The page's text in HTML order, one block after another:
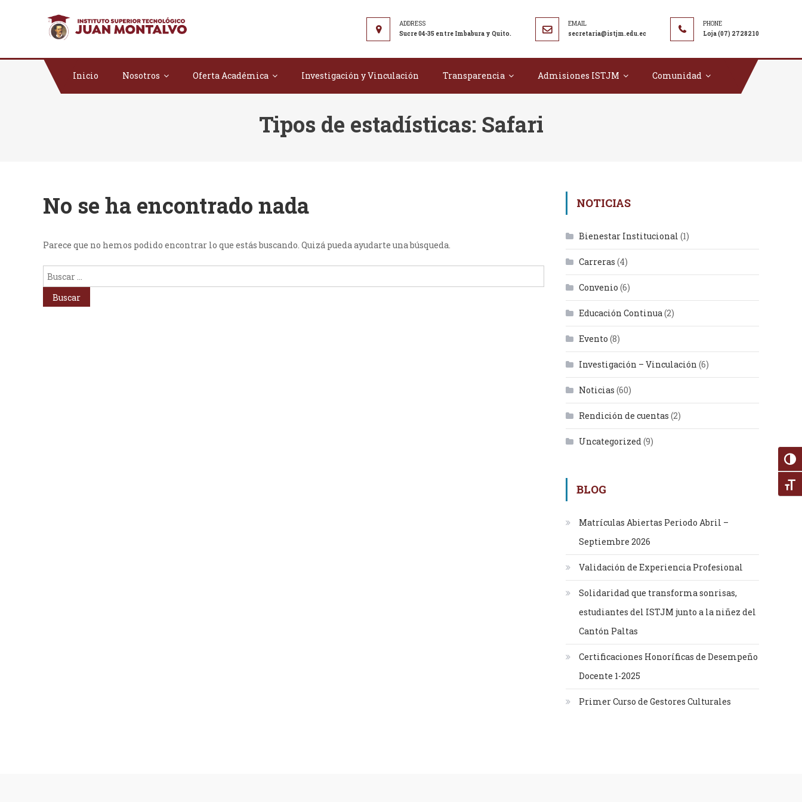
Instituto Superior Tecnológico "Juan Montalvo"
Sucre 04-35 entre Imbabura y Quito. secretaria@istjm.edu.ec Loja (07) 2728210
Inicio Nosotros Oferta Académica Investigación y Vinculación Transparencia Admisiones ISTJM Comunidad
Tipos de estadísticas: Safari
No se ha encontrado nada
Parece que no hemos podido encontrar lo que estás buscando. Quizá pueda ayudarte una búsqueda.
Buscar:
NOTICIAS
Bienestar Institucional (1)
Carreras (4)
Convenio (6)
Educación Continua(2)
Evento (8)
Investigación – Vinculación (6)
Noticias (60)
Rendición de cuentas (2)
Uncategorized(9)
BLOG
Matrículas Abiertas Periodo Abril –
Septiembre 2026
Validación de Experiencia Profesional
Solidaridad que transforma sonrisas,
estudiantes del ISTJM junto a la niñez del
Cantón Paltas
Certificaciones Honoríficas de Desempeño
Docente 1-2025
Primer Curso de Gestores Culturales